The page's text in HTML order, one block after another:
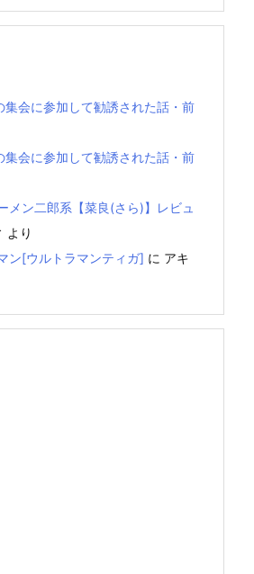
会に参加して勧誘された話・前
会に参加して勧誘された話・前
メン二郎系【菜良(さら)】レビュ
より
ン[ウルトラマンティガ] に アキ